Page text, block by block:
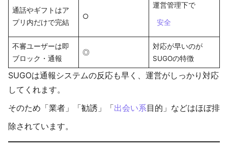
通話やギフトはア
プリ内だけで完結
○
運営管理下で
安全
不審ユーザーは即
ブロック・通報
◎
対応が早いのが
SUGOの特徴
SUGOは通報システムの反応も早く、運営がしっかり対応
してくれます。
そのため「業者」「勧誘」「出会い系目的」などはほぼ排
除されています。